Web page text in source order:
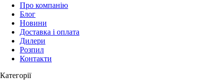
Про компанію
Блог
Новини
Доставка і оплата
Дилери
Розпил
Контакти
Категорії